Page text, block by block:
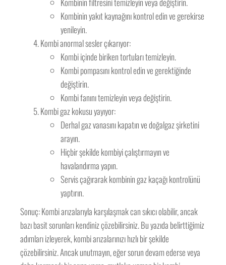
Kombinin yakıt kaynağını kontrol edin ve gerekirse
yenileyin.
Kombi anormal sesler çıkarıyor:
Kombi içinde biriken tortuları temizleyin.
Kombi pompasını kontrol edin ve gerektiğinde
değiştirin.
Kombi fanını temizleyin veya değiştirin.
Kombi gaz kokusu yayıyor:
Derhal gaz vanasını kapatın ve doğalgaz şirketini
arayın.
Hiçbir şekilde kombiyi çalıştırmayın ve
havalandırma yapın.
Servis çağırarak kombinin gaz kaçağı kontrolünü
yaptırın.
Sonuç: Kombi arızalarıyla karşılaşmak can sıkıcı olabilir, ancak
bazı basit sorunları kendiniz çözebilirsiniz. Bu yazıda belirttiğimiz
adımları izleyerek, kombi arızalarınızı hızlı bir şekilde
çözebilirsiniz. Ancak unutmayın, eğer sorun devam ederse veya